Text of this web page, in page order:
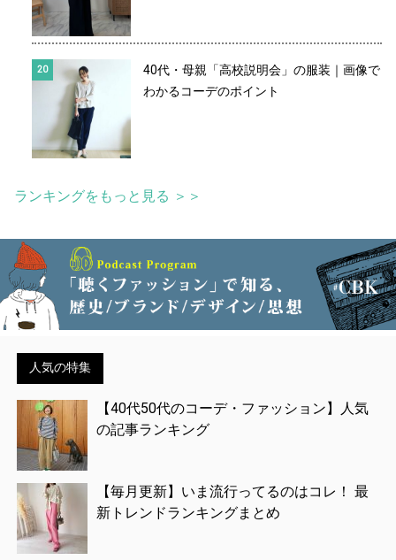
40代・母親「高校説明会」の服装｜画像で
わかるコーデのポイント
ランキングをもっと見る ＞＞
人気の特集
【40代50代のコーデ・ファッション】人気
の記事ランキング
【毎月更新】いま流行ってるのはコレ！ 最
新トレンドランキングまとめ